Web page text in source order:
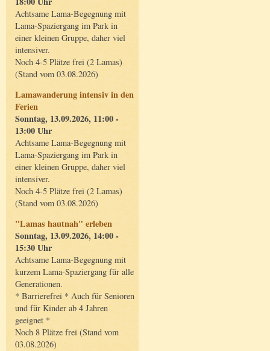
Achtsame Lama-Begegnung mit
Lama-Spaziergang im Park in
einer kleinen Gruppe, daher viel
intensiver.
Noch 4-5 Plätze frei (2 Lamas)
(Stand vom 03.08.2026)
Lamawanderung intensiv in den
Ferien
Sonntag, 13.09.2026, 11:00 -
13:00 Uhr
Achtsame Lama-Begegnung mit
Lama-Spaziergang im Park in
einer kleinen Gruppe, daher viel
intensiver.
Noch 4-5 Plätze frei (2 Lamas)
(Stand vom 03.08.2026)
"Lamas hautnah" erleben
Sonntag, 13.09.2026, 14:00 -
15:30 Uhr
Achtsame Lama-Begegnung mit
kurzem Lama-Spaziergang für alle
Generationen.
* Barrierefrei * Auch für Senioren
und für Kinder ab 4 Jahren
geeignet *
Noch 8 Plätze frei (Stand vom
03.08.2026)